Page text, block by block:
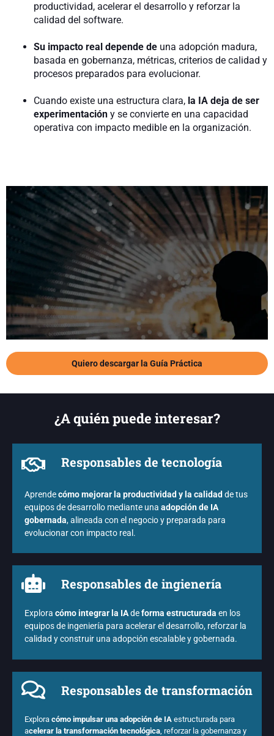
productividad, acelerar el desarrollo y reforzar la
calidad del software.
Su impacto real depende de una adopción madura,
basada en gobernanza, métricas, criterios de calidad y
procesos preparados para evolucionar.
Cuando existe una estructura clara, la IA deja de ser
experimentación y se convierte en una capacidad
operativa con impacto medible en la organización.
Quiero descargar la Guía Práctica
¿A quién puede interesar?
Responsables de tecnología
Aprendecómo mejorar la productividad y la calidad de tus
equipos de desarrollo mediante una adopción de IA
gobernada, alineada con el negocio y preparada para
evolucionar con impacto real.
Responsables de ingienería
Explora cómo integrar la IAdeforma estructurada en los
equipos de ingeniería para acelerar el desarrollo, reforzar la
calidad y construir una adopción escalable y gobernada.
Responsables de transformación
Explora cómo impulsar una adopción de IA estructurada para
acelerar la transformación tecnológica , reforzar la gobernanza y